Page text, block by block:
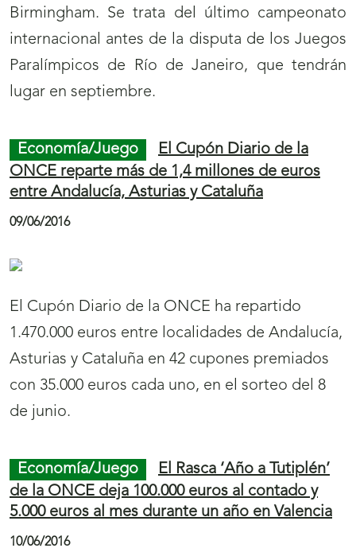
Birmingham. Se trata del último campeonato
internacional antes de la disputa de los Juegos
Paralímpicos de Río de Janeiro, que tendrán
lugar en septiembre.
Economía/Juego
El Cupón Diario de la
ONCE reparte más de 1,4 millones de euros
entre Andalucía, Asturias y Cataluña
09/06/2016
El Cupón Diario de la ONCE ha repartido
1.470.000 euros entre localidades de Andalucía,
Asturias y Cataluña en 42 cupones premiados
con 35.000 euros cada uno, en el sorteo del 8
de junio.
Economía/Juego
El Rasca ‘Año a Tutiplén’
de la ONCE deja 100.000 euros al contado y
5.000 euros al mes durante un año en Valencia
10/06/2016